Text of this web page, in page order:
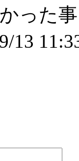
った
13